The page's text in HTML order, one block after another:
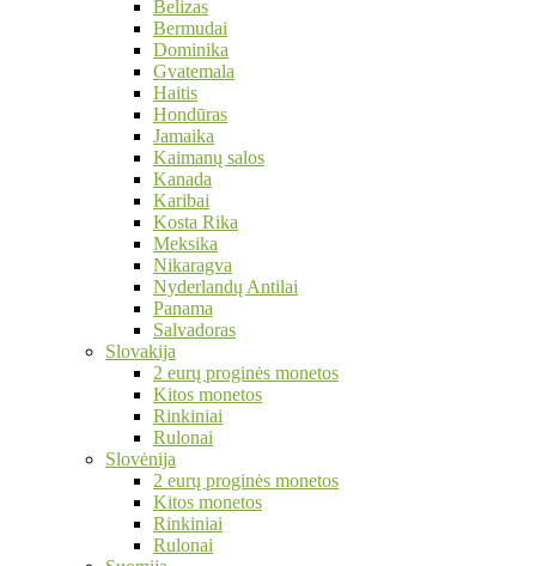
Belizas
Bermudai
Dominika
Gvatemala
Haitis
Hondūras
Jamaika
Kaimanų salos
Kanada
Karibai
Kosta Rika
Meksika
Nikaragva
Nyderlandų Antilai
Panama
Salvadoras
Slovakija
2 eurų proginės monetos
Kitos monetos
Rinkiniai
Rulonai
Slovėnija
2 eurų proginės monetos
Kitos monetos
Rinkiniai
Rulonai